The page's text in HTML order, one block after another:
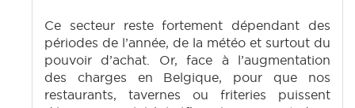
Ce secteur reste fortement dépendant des
périodes de l’année, de la météo et surtout du
pouvoir d’achat. Or, face à l’augmentation
des charges en Belgique, pour que nos
restaurants, tavernes ou friteries puissent